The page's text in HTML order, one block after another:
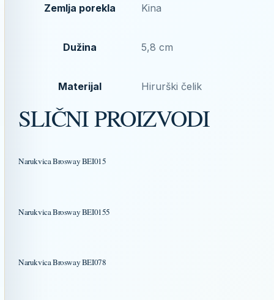
Zemlja porekla Kina
Dužina 5,8 cm
Materijal Hirurški čelik
SLIČNI PROIZVODI
Narukvica Brosway BEI015
Narukvica Brosway BEI0155
Narukvica Brosway BEI078